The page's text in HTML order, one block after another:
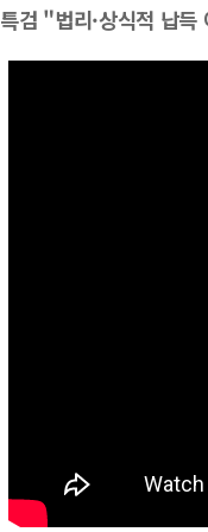
특검 "법리·상식적 납